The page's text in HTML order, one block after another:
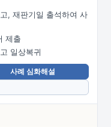
, 재판기일 출석하여 사
제출
일상복귀
사례 심화해설